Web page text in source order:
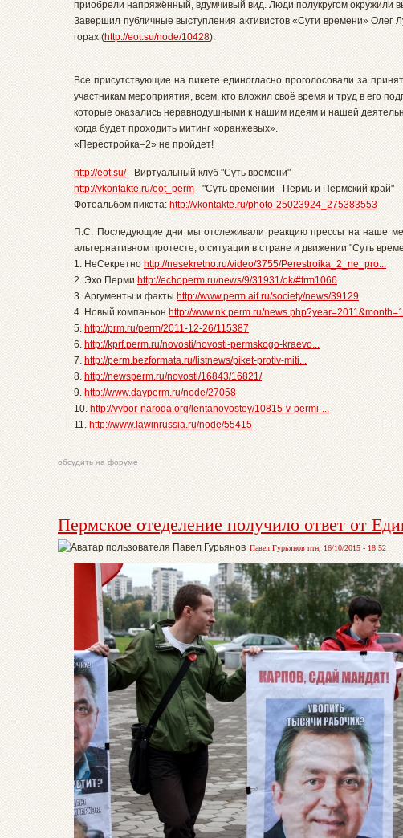
приобрели напряжённый, вдумчивый вид. Люди полукругом окружили
Завершил публичные выступления активистов «Сути времени»
горах (http://eot.su/node/10428).
Все присутствующие на пикете единогласно проголосовали за
участникам мероприятия, всем, кто вложил своё время и труд в его
которые оказались неравнодушными к нашим идеям и нашей
когда будет проходить митинг «оранжевых».
«Перестройка–2» не пройдет!
http://eot.su/- Виртуальный клуб "Суть времени"
http://vkontakte.ru/eot_perm - "Суть времении - Пермь и Пермский край"
Фотоальбом пикета: http://vkontakte.ru/photo-25023924_275383553
П.С. Последующие дни мы отслеживали реакцию прессы на наше
альтернативном протесте, о ситуации в стране и движении "Суть
1. НеСекретно http://nesekretno.ru/video/3755/Perestroika_2_ne_pro...
2. Эхо Перми http://echoperm.ru/news/9/31931/ok/#frm1066
3. Аргументы и факты http://www.perm.aif.ru/society/news/39129
4. Новый компаньон http://www.nk.perm.ru/
5. http://prm.ru/perm/2011-12-26/115387
6. http://kprf.perm.ru/novosti/novosti-permskogo-kraevo...
7. http://perm.bezformata.ru/listnews/piket-protiv-miti...
8.http://newsperm.ru/novosti/16843/16821/
9. http://www.dayperm.ru/node/27058
10. http://vybor-naroda.org/lentanovostey/10815-v-permi-...
11. http://www.lawinrussia.ru/node/55415
обсудить на форуме
Пермское отеделение получило ответ от
Павел Гурьянов птн, 16/10/2015 - 18:52